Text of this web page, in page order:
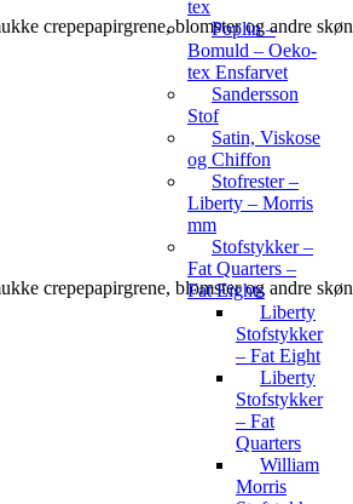
tex
Poplin –
Bomuld – Oeko-
tex Ensfarvet
Sandersson
Stof
Satin, Viskose
og Chiffon
Stofrester –
Liberty – Morris
mm
Stofstykker –
Fat Quarters –
Fat Eights
Liberty
Stofstykker
– Fat Eight
Liberty
Stofstykker
– Fat
Quarters
William
Morris
crepepapirgrene, blomster og andre
crepepapirgrene, blomster og andre